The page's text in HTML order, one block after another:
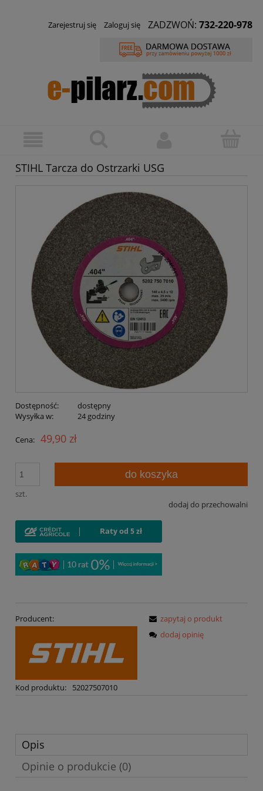
Zarejestruj się Zaloguj się ZADZWOŃ: 732-220-978
STIHL Tarcza do Ostrzarki USG
Dostępność:
dostępny
Wysyłka w:
24 godziny
Cena: 49,90 zł
szt.
do koszyka
dodaj do przechowalni
Producent:
Kod produktu: 52027507010
zapytaj o produkt
dodaj opinię
Opis
Opinie o produkcie (0)